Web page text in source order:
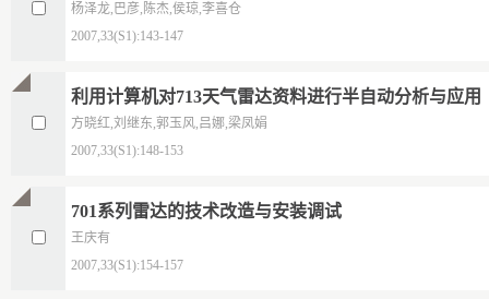
杨泽龙,巴彦,陈杰,侯琼,李喜仓
2007,33(S1):143-147
利用计算机对713天气雷达资料进行半自动分析与应用
方晓红,刘继东,郭玉风,吕娜,梁凤娟
2007,33(S1):148-153
701系列雷达的技术改造与安装调试
王庆有
2007,33(S1):154-157